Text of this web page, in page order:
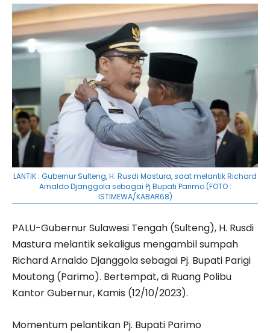
LANTIK : Gubernur Sulteng, H. Rusdi Mastura, saat melantik Richard
Arnaldo Djanggola sebagai Pj Bupati Parimo.(FOTO :
ISTIMEWA/KABAR68)
PALU-Gubernur Sulawesi Tengah (Sulteng), H. Rusdi
Mastura melantik sekaligus mengambil sumpah
Richard Arnaldo Djanggola sebagai Pj. Bupati Parigi
Moutong (Parimo). Bertempat, di Ruang Polibu
Kantor Gubernur, Kamis (12/10/2023).
Momentum pelantikan Pj. Bupati Parimo